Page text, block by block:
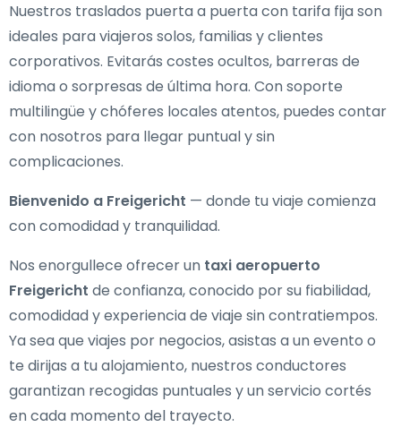
Nuestros traslados puerta a puerta con tarifa fija son
ideales para viajeros solos, familias y clientes
corporativos. Evitarás costes ocultos, barreras de
idioma o sorpresas de última hora. Con soporte
multilingüe y chóferes locales atentos, puedes contar
con nosotros para llegar puntual y sin
complicaciones.
Bienvenido a Freigericht — donde tu viaje comienza
con comodidad y tranquilidad.
Nos enorgullece ofrecer un taxi aeropuerto
Freigericht de confianza, conocido por su fiabilidad,
comodidad y experiencia de viaje sin contratiempos.
Ya sea que viajes por negocios, asistas a un evento o
te dirijas a tu alojamiento, nuestros conductores
garantizan recogidas puntuales y un servicio cortés
en cada momento del trayecto.